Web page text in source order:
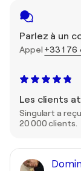
Parlez à un
Appel +33 1
Les clients
Singulart a
20 000 clients.